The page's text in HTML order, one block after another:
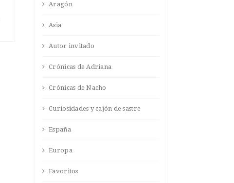
Aragón
Asia
Autor invitado
Crónicas de Adriana
Crónicas de Nacho
Curiosidades y cajón de sastre
España
Europa
Favoritos